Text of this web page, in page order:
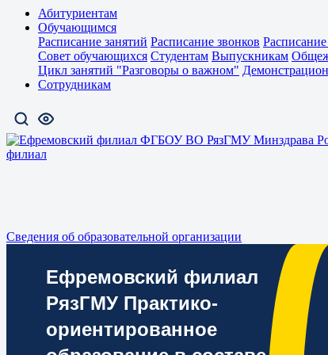
Абитуриентам
Обучающимся
Расписание занятий Расписание звонков
Совет обучающихся Студентам Выпускникам
Цикл занятий "Разговоры о важном"
Сотрудникам
филиал
Сведения об образовательной организации
Ефремовский филиал
РязГМУ Практико-
ориентированное